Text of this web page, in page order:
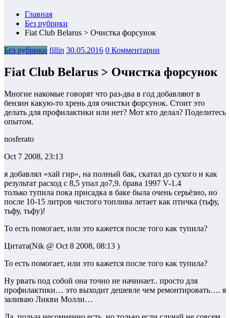
Главная
Без рубрики
Fiat Club Belarus > Очистка форсунок
Без рубрики fillin 30.05.2016 0 Комментарии
Fiat Club Belarus > Очистка форсунок
Многие накомые говорят что раз-два в год добавляют в
бензин какую-то хрень для очистки форсунок. Стоит это
делать для профилактики или нет? Мот кто делал? Поделитесь
опытом.
nosferato
Oct 7 2008, 23:13
я добавлял «хай гир», на полный бак, скатал до сухого и как
результат расход с 8,5 упал до7,9. брава 1997 V-1.4
только тупила пока присадка в баке была очень серьёзно, но
после 10-15 литров чистого топлива летает как птичка (тьфу,
тьфу, тьфу)!
То есть помогает, или это кажется после того как тупила?
Цитата(Nik @ Oct 8 2008, 08:13 )
То есть помогает, или это кажется после того как тупила?
Ну рвать под собой она точно не начинает.. просто для
профилактики… это выходит дешевле чем ремонтировать…. я
заливаю Ликви Молли…